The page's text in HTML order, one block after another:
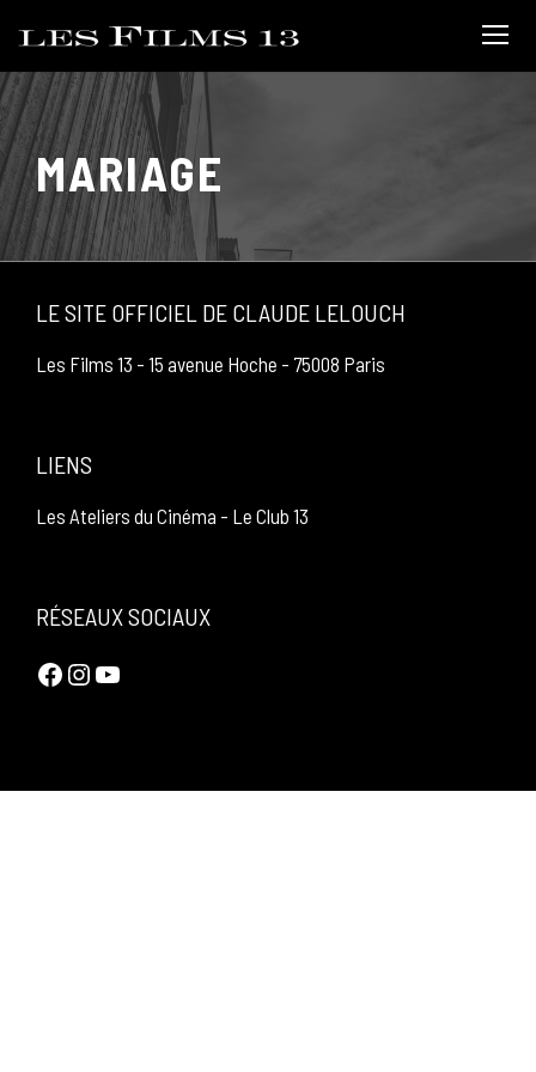
MARIAGE
LE SITE OFFICIEL DE CLAUDE LELOUCH
Les Films 13 - 15 avenue Hoche - 75008 Paris
LIENS
Les Ateliers du Cinéma - Le Club 13
RÉSEAUX SOCIAUX
Facebook Instagram YouTube